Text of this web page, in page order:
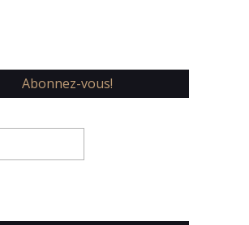
Abonnez-vous!